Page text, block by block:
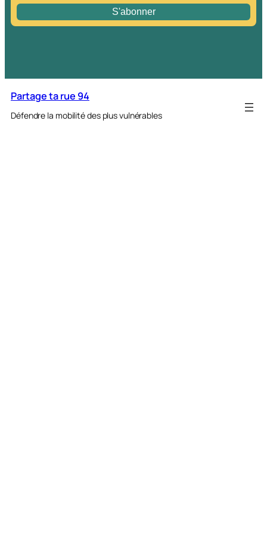
Partage ta rue 94
Défendre la mobilité des plus vulnérables